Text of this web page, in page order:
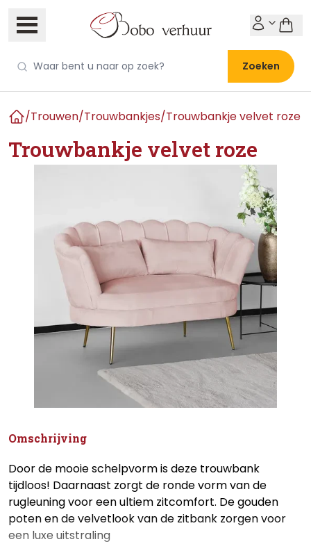
Zoeken
/Trouwen/Trouwbankjes/Trouwbankje velvet roze
Trouwbankje velvet roze
Omschrijving
Door de mooie schelpvorm is deze trouwbank
tijdloos! Daarnaast zorgt de ronde vorm van de
rugleuning voor een ultiem zitcomfort. De gouden
poten en de velvetlook van de zitbank zorgen voor
een luxe uitstraling